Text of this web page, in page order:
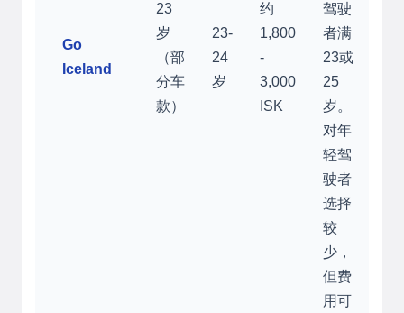
Go
Iceland
23
岁
（部
分车
款）
23-
24
岁
约
1,800
-
3,000
ISK
驾驶
者满
23或
25
岁。
对年
轻驾
驶者
选择
较
少，
但费
用可